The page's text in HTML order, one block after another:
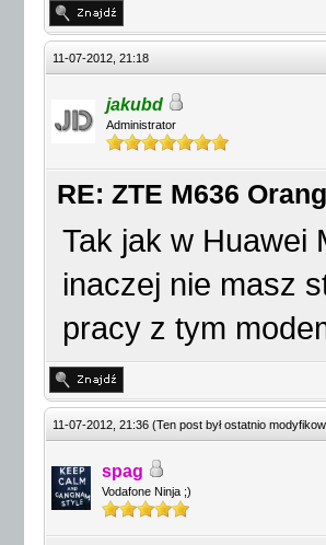
11-07-2012, 21:18
jakubd
Administrator
RE: ZTE M636
Tak jak w Huawei
inaczej nie masz
pracy z tym
11-07-2012, 21:36 (Ten post był ostatnio
spag
Vodafone Ninja ;)